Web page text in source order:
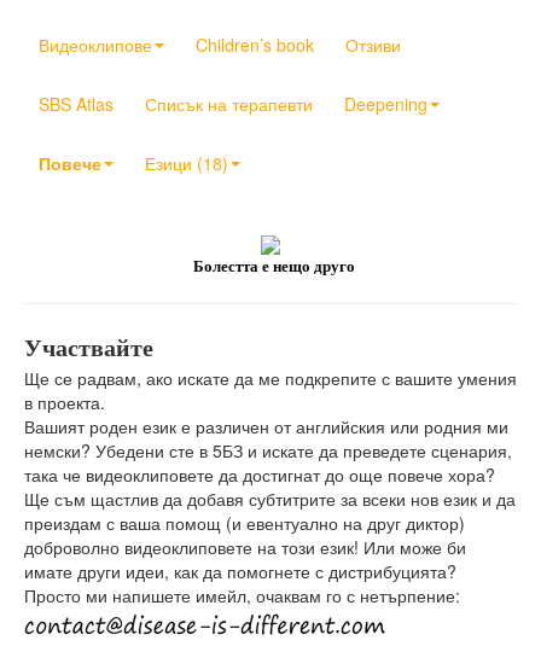
Видеоклипове Children’s book Отзиви
SBS Atlas Списък на терапевти Deepening
Повече Езици (18)
Болестта е нещо друго
Участвайте
Ще се радвам, ако искате да ме подкрепите с вашите умения
в проекта.
Вашият роден език е различен от английския или родния ми
немски? Убедени сте в 5БЗ и искате да преведете сценария,
така че видеоклиповете да достигнат до още повече хора?
Ще съм щастлив да добавя субтитрите за всеки нов език и да
преиздам с ваша помощ (и евентуално на друг диктор)
доброволно видеоклиповете на този език! Или може би
имате други идеи, как да помогнете с дистрибуцията?
Просто ми напишете имейл, очаквам го с нетърпение: